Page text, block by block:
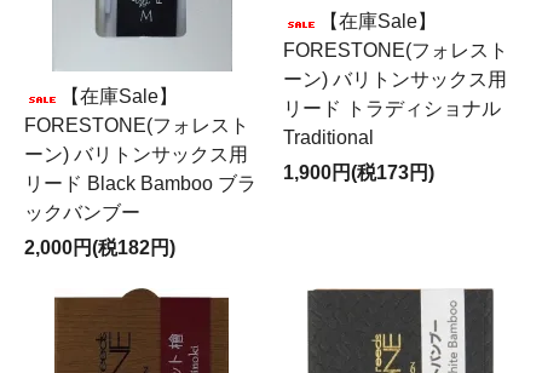
【在庫Sale】
FORESTONE(フォレスト
ーン) バリトンサックス用
リード Black Bamboo ブラ
ックバンブー
2,000円(税182円)
【在庫Sale】
FORESTONE(フォレスト
ーン) バリトンサックス用
リード トラディショナル
Traditional
1,900円(税173円)